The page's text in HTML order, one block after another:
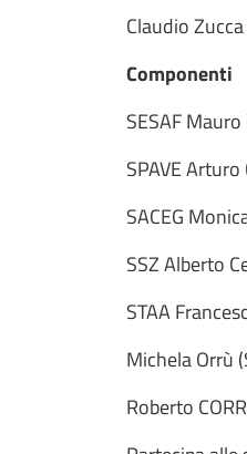
Claudio Zucca
Componenti
SESAF
SPAVE Arturo
SACEG
SSZ Alberto
STAA
Michela Orrù
Roberto